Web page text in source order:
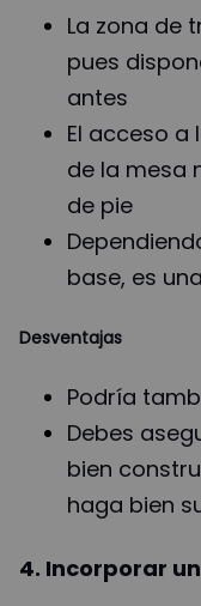
La zona de
pues
antes
El acceso a
de la mesa
de pie
base, es
Desventajas
Podría
Debes
bien
haga bien
4. Incorporar